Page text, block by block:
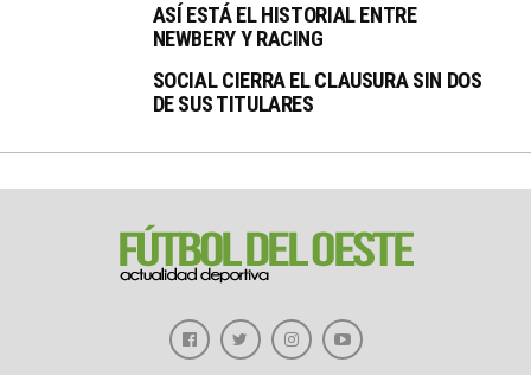
ASÍ ESTÁ EL HISTORIAL ENTRE
NEWBERY Y RACING
SOCIAL CIERRA EL CLAUSURA SIN DOS
DE SUS TITULARES